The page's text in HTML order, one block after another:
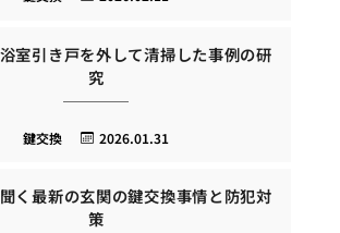
室引き戸を外して清掃した事例の研
究
2026.01.31
鍵交換
く最新の玄関の鍵交換事情と防犯対
策